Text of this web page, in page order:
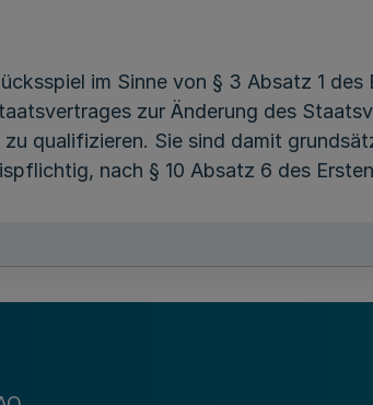
im Sinne von § 3 Absatz 1
zur Änderung des
zu qualifizieren. Sie sind damit
nach § 10 Absatz 6 des
die ausschließlich